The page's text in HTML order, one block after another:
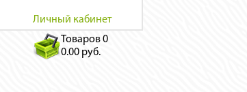
Личный кабинет
Товаров0
0.00 руб.